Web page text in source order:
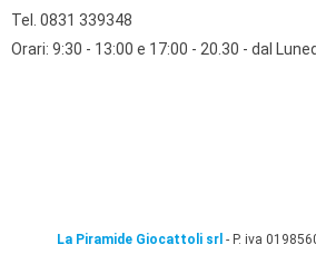
Tel. 0831 339348
Orari: 9:30 - 13:00 e 17:00 - 20.30 - dal
La Piramide Giocattoli srl - P. iva